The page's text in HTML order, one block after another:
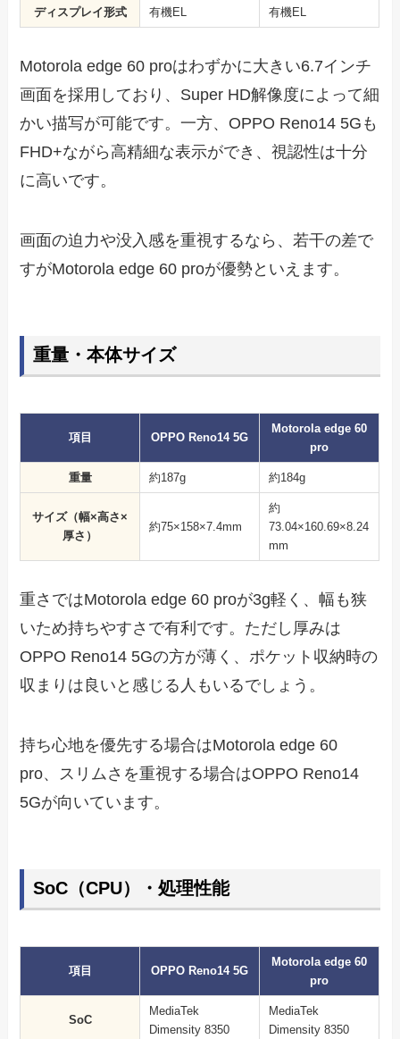
ディスプレイ形式 有機EL 有機EL
Motorola edge 60 proはわずかに大きい6.7インチ
画面を採用しており、Super HD解像度によって細
かい描写が可能です。一方、OPPO Reno14 5Gも
FHD+ながら高精細な表示ができ、視認性は十分
に高いです。
画面の迫力や没入感を重視するなら、若干の差で
すがMotorola edge 60 proが優勢といえます。
重量・本体サイズ
項目 OPPO Reno14 5G
Motorola edge 60
pro
重量 約187g 約184g
サイズ（幅×高さ×
厚さ）
約75×158×7.4mm
約
73.04×160.69×8.24
mm
重さではMotorola edge 60 proが3g軽く、幅も狭
いため持ちやすさで有利です。ただし厚みは
OPPO Reno14 5Gの方が薄く、ポケット収納時の
収まりは良いと感じる人もいるでしょう。
持ち心地を優先する場合はMotorola edge 60
pro、スリムさを重視する場合はOPPO Reno14
5Gが向いています。
SoC（CPU）・処理性能
項目 OPPO Reno14 5G
Motorola edge 60
pro
SoC
MediaTek
Dimensity 8350
MediaTek
Dimensity 8350